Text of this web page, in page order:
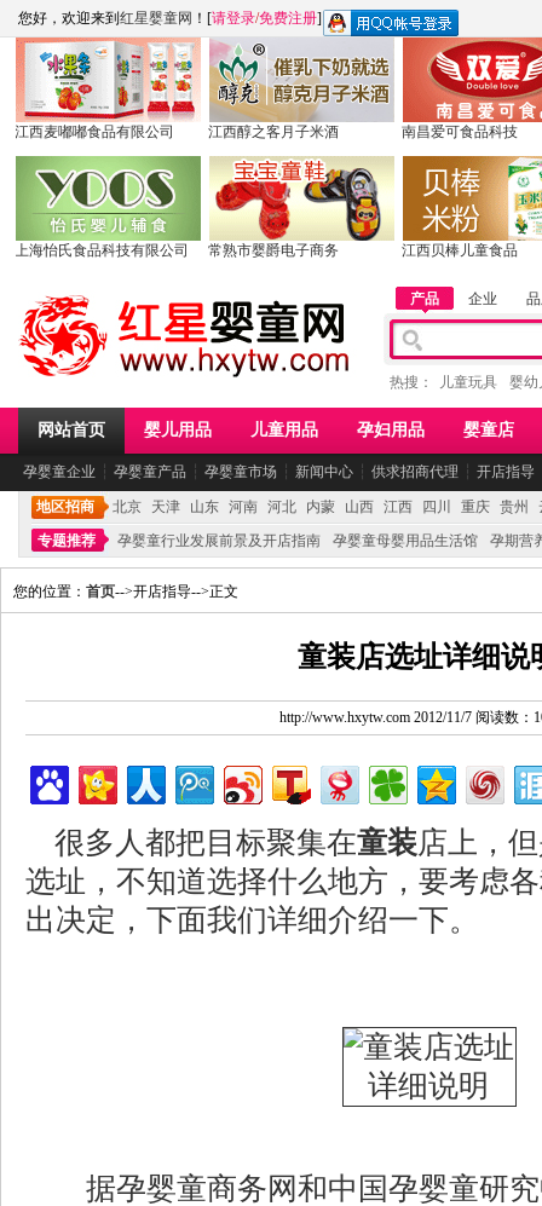
您好，欢迎来到 红星婴童网 ！[请登录/免费注册]
江西麦嘟嘟食品有限公司 江西醇之客月子米酒 南昌爱可食品科技
上海怡氏食品科技有限公司 常熟市婴爵电子商务 江西贝棒儿童食品
产品 企业
热搜： 儿童玩具 婴幼
网站首页 婴儿用品 儿童用品 孕妇用品 婴童店
孕婴童企业 ┆ 孕婴童产品 ┆ 孕婴童市场 ┆ 新闻中心 ┆ 供求招商代理 ┆ 开店指导
地区招商 北京 天津 山东 河南 河北 内蒙 山西 江西 四川 重庆 贵州
专题推荐
孕婴童行业发展前景及开店指南 孕婴童母婴用品生活馆 孕期营
您的位置： 首页-->开店指导-->正文
童装店选址详细说
http://www.hxytw.com 2012/11/7 阅读数：
很多人都把目标聚集在童装店上，
选址，不知道选择什么地方，要考虑
出决定，下面我们详细介绍一下。
据孕婴童商务网和中国孕婴童研究